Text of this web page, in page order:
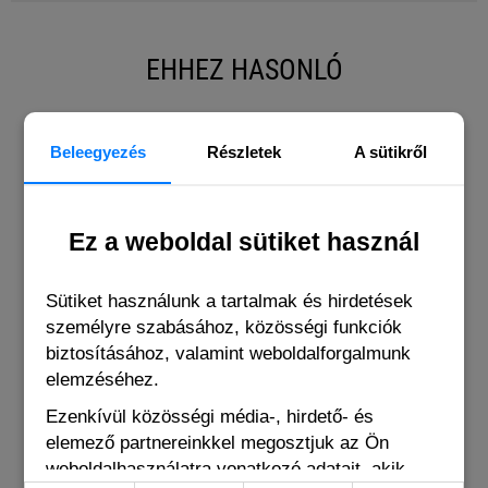
Beleegyezés Részletek A sütikről
Ez a weboldal sütiket használ
Sütiket használunk a tartalmak és hirdetések
személyre szabásához, közösségi funkciók
biztosításához, valamint weboldalforgalmunk
elemzéséhez.
Ezenkívül közösségi média-, hirdető- és
elemező partnereinkkel megosztjuk az Ön
weboldalhasználatra vonatkozó adatait, akik
EHHEZ HASONLÓ